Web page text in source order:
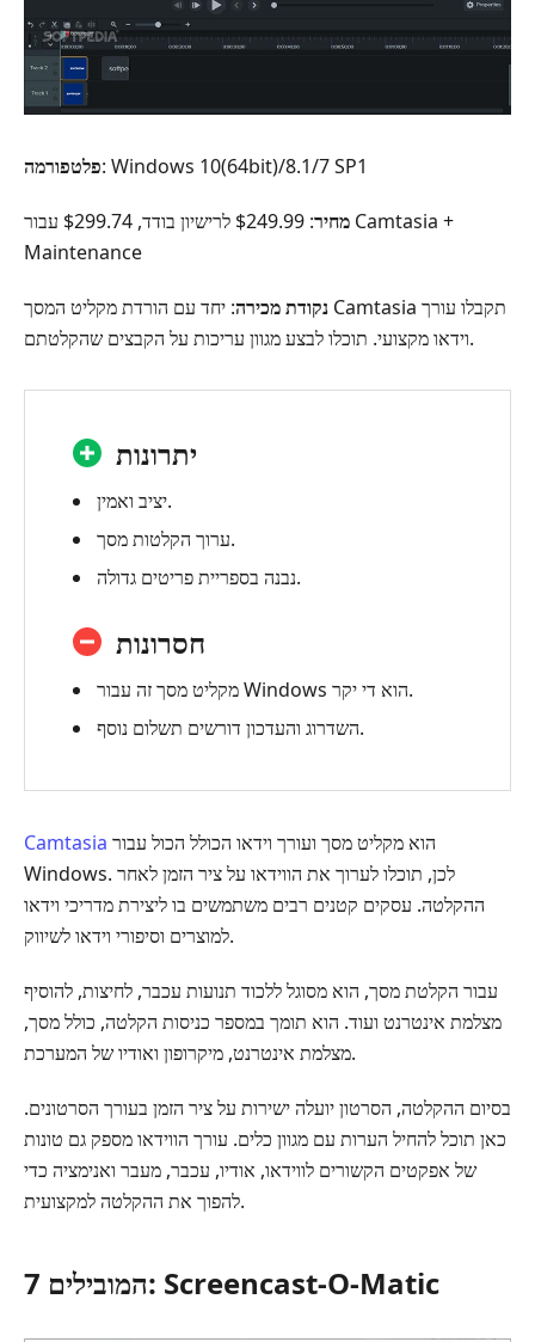
פלטפורמה: Windows 10(64bit)/8.1/7 SP1
מחיר
: $249.99 לרישיון בודד, $299.74 עבור Camtasia +
‏Maintenance
נקודת מכירה: יחד עם הורדת מקליט המסך Camtasia תקבלו עורך
וידאו מקצועי. תוכלו לבצע מגוון עריכות על הקבצים שהקלטתם.
יתרונות
יציב ואמין.
ערוך הקלטות מסך.
נבנה בספריית פריטים גדולה.
חסרונות
מקליט מסך זה עבור Windows הוא די יקר.
השדרוג והעדכון דורשים תשלום נוסף.
Camtasia
Windows. לכן, תוכלו לערוך את הווידאו על ציר הזמן לאחר
ההקלטה. עסקים קטנים רבים משתמשים בו ליצירת מדריכי וידאו
למוצרים וסיפורי וידאו לשיווק.
עבור הקלטת מסך, הוא מסוגל ללכוד תנועות עכבר, לחיצות, להוסיף
מצלמת אינטרנט ועוד. הוא תומך במספר כניסות הקלטה, כולל מסך,
מצלמת אינטרנט, מיקרופון ואודיו של המערכת.
בסיום ההקלטה, הסרטון יועלה ישירות על ציר הזמן בעורך הסרטונים.
כאן תוכל להחיל הערות עם מגוון כלים. עורך הווידאו מספק גם טונות
של אפקטים הקשורים לווידאו, אודיו, עכבר, מעבר ואנימציה כדי
להפוך את ההקלטה למקצועית.
7 המובילים: Screencast-O-Matic